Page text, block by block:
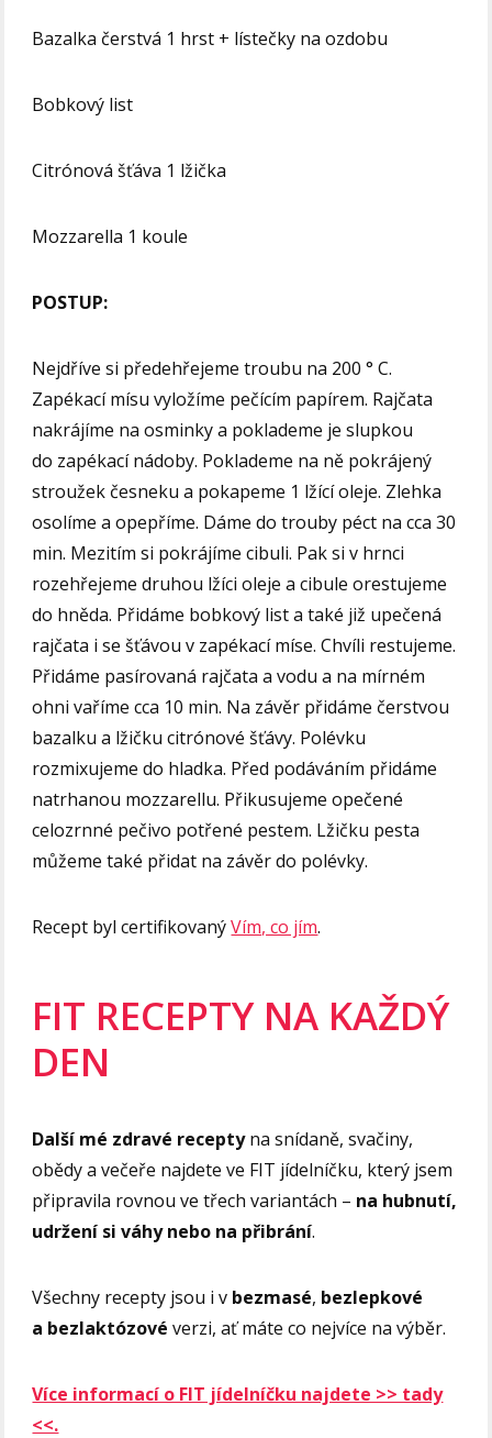
Bazalka čerstvá 1 hrst + lístečky na ozdobu
Bobkový list
Citrónová šťáva 1 lžička
Mozzarella 1 koule
POSTUP:
Nejdříve si předehřejeme troubu na 200 ° C.
Zapékací mísu vyložíme pečícím papírem. Rajčata
nakrájíme na osminky a poklademe je slupkou
do zapékací nádoby. Poklademe na ně pokrájený
stroužek česneku a pokapeme 1 lžící oleje. Zlehka
osolíme a opepříme. Dáme do trouby péct na cca 30
min. Mezitím si pokrájíme cibuli. Pak si v hrnci
rozehřejeme druhou lžíci oleje a cibule orestujeme
do hněda. Přidáme bobkový list a také již upečená
rajčata i se šťávou v zapékací míse. Chvíli restujeme.
Přidáme pasírovaná rajčata a vodu a na mírném
ohni vaříme cca 10 min. Na závěr přidáme čerstvou
bazalku a lžičku citrónové šťávy. Polévku
rozmixujeme do hladka. Před podáváním přidáme
natrhanou mozzarellu. Přikusujeme opečené
celozrnné pečivo potřené pestem. Lžičku pesta
můžeme také přidat na závěr do polévky.
Recept byl certifikovanýVím, co jím.
FIT RECEPTY NA KAŽDÝ
DEN
Další mé zdravé receptyna snídaně, svačiny,
obědy a večeře najdete ve FIT jídelníčku, který jsem
připravila rovnou ve třech variantách – na hubnutí,
udržení si váhy nebo na přibrání.
Všechny recepty jsou i v bezmasé, bezlepkové
a bezlaktózovéverzi, ať máte co nejvíce na výběr.
Více informací o FIT jídelníčku najdete >> tady
<<.